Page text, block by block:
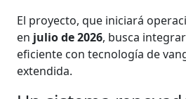
El proyecto, que iniciará
en julio de 2026, busca
eficiente con tecnología de
extendida.